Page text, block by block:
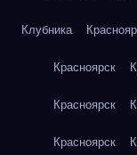
Клубника
Красноярск
Красноярск
Красноярск